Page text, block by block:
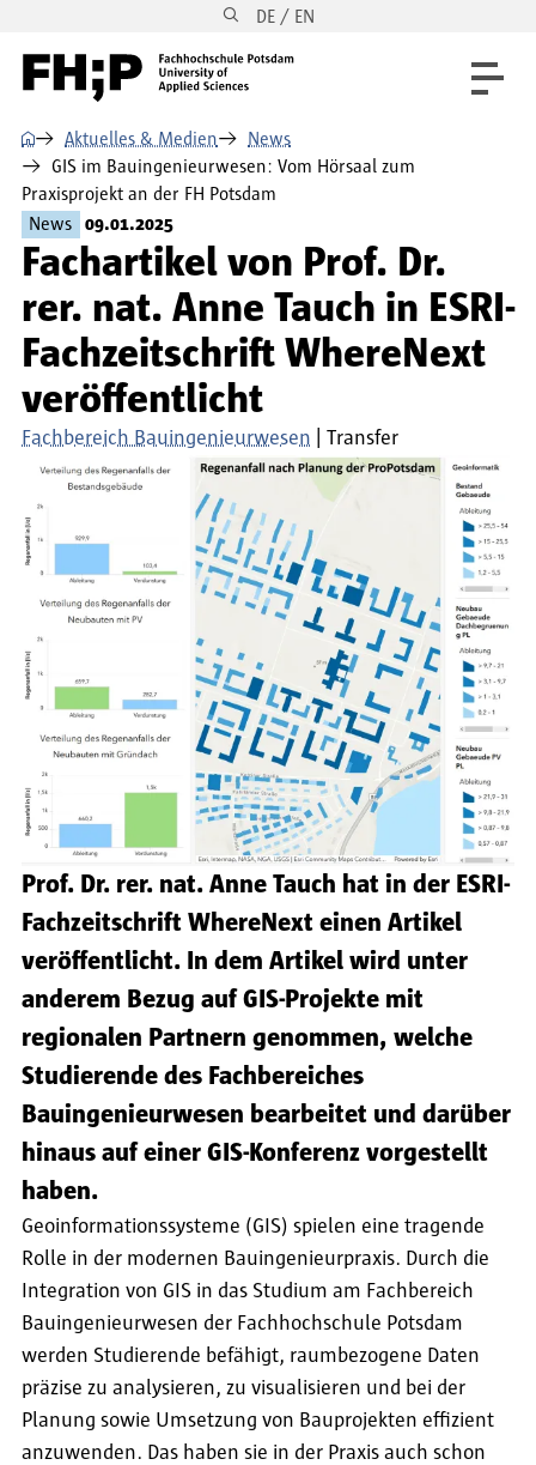
Direkt zur Hauptnavigation DE / EN
⌂ Aktuelles & Medien
News
GIS im Bauingenieurwesen: Vom Hörsaal zum
Praxisprojekt an der FH Potsdam
News
09.01.2025
Fachartikel von Prof. Dr.
rer. nat. Anne Tauch in ESRI-
Fachzeitschrift WhereNext
veröffentlicht
Fachbereich Bauingenieurwesen Transfer
Prof. Dr. rer. nat. Anne Tauch hat in der ESRI-
Fachzeitschrift WhereNext einen Artikel
veröffentlicht. In dem Artikel wird unter
anderem Bezug auf GIS-Projekte mit
regionalen Partnern genommen, welche
Studierende des Fachbereiches
Bauingenieurwesen bearbeitet und darüber
hinaus auf einer GIS-Konferenz vorgestellt
haben.
Geoinformationssysteme (GIS) spielen eine tragende
Rolle in der modernen Bauingenieurpraxis. Durch die
Integration von GIS in das Studium am Fachbereich
Bauingenieurwesen der Fachhochschule Potsdam
werden Studierende befähigt, raumbezogene Daten
präzise zu analysieren, zu visualisieren und bei der
Planung sowie Umsetzung von Bauprojekten effizient
anzuwenden. Das haben sie in der Praxis auch schon